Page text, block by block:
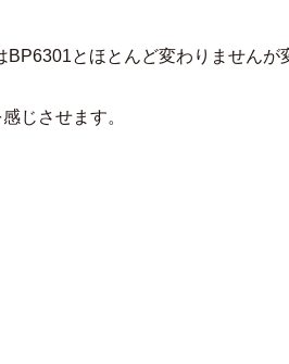
とほとんど変わりませんが
かみを感じさせます。